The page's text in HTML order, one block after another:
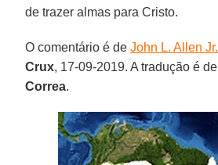
de trazer almas para Cristo.
O comentário é deJohn L. Allen Jr.
Crux, 17-09-2019. A tradução é de
Correa.